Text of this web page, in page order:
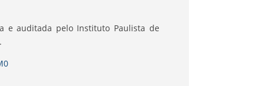
e auditada pelo Instituto Paulista de